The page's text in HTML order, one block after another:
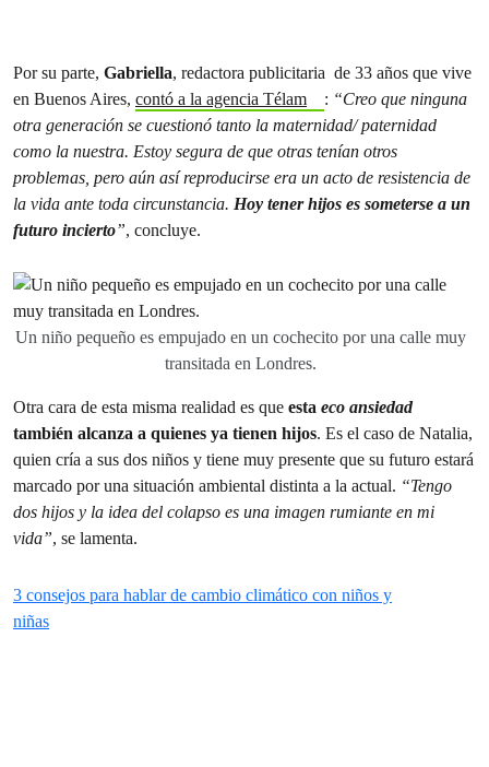
Por su parte, Gabriella, redactora publicitaria de 33 años que vive
en Buenos Aires, contó a la agencia Télam : “Creo que ninguna
otra generación se cuestionó tanto la maternidad/ paternidad
como la nuestra. Estoy segura de que otras tenían otros
problemas, pero aún así reproducirse era un acto de resistencia de
la vida ante toda circunstancia. Hoy tener hijos es someterse a un
futuro incierto”, concluye.
Un niño pequeño es empujado en un cochecito por una calle muy
transitada en Londres.
Otra cara de esta misma realidad es que esta eco ansiedad
también alcanza a quienes ya tienen hijos. Es el caso de Natalia,
quien cría a sus dos niños y tiene muy presente que su futuro estará
marcado por una situación ambiental distinta a la actual. “Tengo
dos hijos y la idea del colapso es una imagen rumiante en mi
vida”, se lamenta.
3 consejos para hablar de cambio climático con niños y
niñas